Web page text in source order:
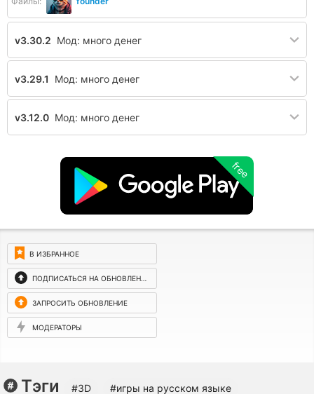
v3.30.2 Мод: много денег
v3.29.1 Мод: много денег
v3.12.0 Мод: много денег
free
В ИЗБРАННОЕ
ПОДПИСАТЬСЯ НА ОБНОВЛЕНИЯ
ЗАПРОСИТЬ ОБНОВЛЕНИЕ
МОДЕРАТОРЫ
Тэги #3D #игры на русском языке